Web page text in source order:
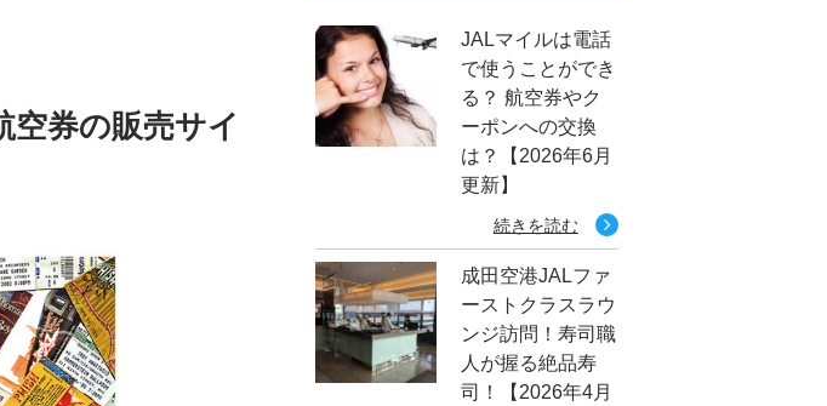
空券の販売サイ
JALマイルは電話
で使うことができ
る？ 航空券やク
ーポンへの交換
は？【2026年6月
更新】
続きを読む
成田空港JALファ
ーストクラスラウ
ンジ訪問！寿司職
人が握る絶品寿
司！【2026年4月